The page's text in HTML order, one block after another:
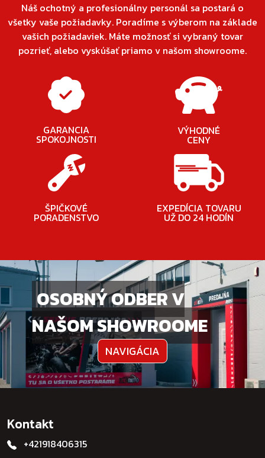
Náš ochotný a profesionálny personál sa postará o
všetky vaše požiadavky. Poradíme s výberom na základe
vašich požiadaviek. Máte možnosť si vybraný tovar
pozrieť, alebo vyskúšať priamo v našom showroome.
GARANCIA
SPOKOJNOSTI
VÝHODNÉ
CENY
ŠPIČKOVÉ
PORADENSTVO
EXPEDÍCIA TOVARU
UŽ DO 24 HODÍN
OSOBNÝ ODBER V
NAŠOM SHOWROOME
NAVIGÁCIA
Kontakt
+421918406315